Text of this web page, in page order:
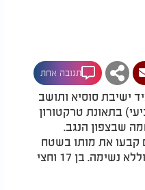
תגובה אחת
ישיבת סוסיא ותושב
בתאונת טרקטורון
שבצפון הנגב.
קבעו את מותו בשטח
לאחר שמצאו אותו ללא דופק וללא נשימה. בן 17 וחצי